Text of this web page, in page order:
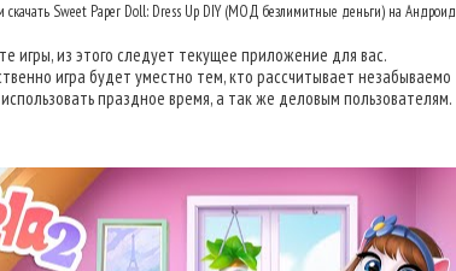
скачать Sweet Paper Doll: Dress Up DIY (МОД безлимитные деньги) на Андроид
игры, из этого следует текущее приложение для вас.
игра будет уместно тем, кто рассчитывает незабываемо
праздное время, а так же деловым пользователям.